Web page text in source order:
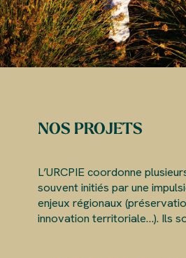
NOS PROJETS
L’URCPIE coordonne
souvent initiés par une
enjeux régionaux
innovation territoriale…). Ils